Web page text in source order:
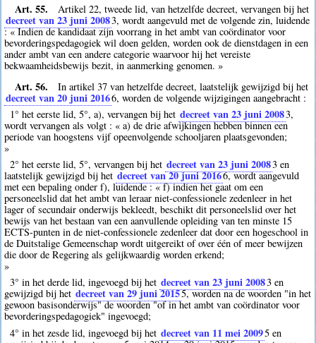
Art. 55. Artikel 22, tweede lid, van hetzelfde decreet, vervangen bij het
decreet van 23 juni 20083, wordt aangevuld met de volgende zin, luidende
: « Indien de kandidaat zijn voorrang in het ambt van coördinator voor
bevorderingspedagogiek wil doen gelden, worden ook de dienstdagen in een
ander ambt van een andere categorie waarvoor hij het vereiste
bekwaamheidsbewijs bezit, in aanmerking genomen. »
Art. 56. In artikel 37 van hetzelfde decreet, laatstelijk gewijzigd bij het
decreet van 20 juni 20166, worden de volgende wijzigingen aangebracht :
1° het eerste lid, 5°, a), vervangen bij het decreet van 23 juni 20083,
wordt vervangen als volgt : « a) de drie afwijkingen hebben binnen een
periode van hoogstens vijf opeenvolgende schooljaren plaatsgevonden;
»
2° het eerste lid, 5°, vervangen bij het decreet van 23 juni 20083en
laatstelijk gewijzigd bij het decreet van 20 juni 20166, wordt aangevuld
met een bepaling onder f), luidende : « f) indien het gaat om een
personeelslid dat het ambt van leraar niet-confessionele zedenleer in het
lager of secundair onderwijs bekleedt, beschikt dit personeelslid over het
bewijs van het bestaan van een aanvullende opleiding van ten minste 15
ECTS-punten in de niet-confessionele zedenleer dat door een hogeschool in
de Duitstalige Gemeenschap wordt uitgereikt of over één of meer bewijzen
die door de Regering als gelijkwaardig worden erkend;
»
3° in het derde lid, ingevoegd bij het decreet van 23 juni 20083en
gewijzigd bij het decreet van 29 juni 20155, worden na de woorden "in het
gewoon basisonderwijs" de woorden "of in het ambt van coördinator voor
bevorderingspedagogiek" ingevoegd;
4° in het zesde lid, ingevoegd bij het decreet van 11 mei 20095en